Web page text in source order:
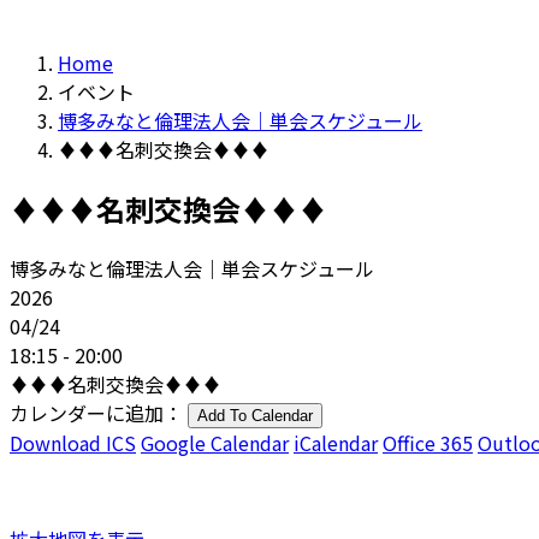
Home
イベント
博多みなと倫理法人会｜単会スケジュール
♦♦♦名刺交換会♦♦♦
♦♦♦名刺交換会♦♦♦
博多みなと倫理法人会｜単会スケジュール
2026
04/24
18:15 - 20:00
♦♦♦名刺交換会♦♦♦
カレンダーに追加：
Add To Calendar
Download ICSGoogle Calendar iCalendarOffice 365